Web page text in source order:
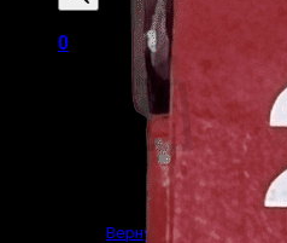
0
Корзина пуста.
Вернуться в магазин